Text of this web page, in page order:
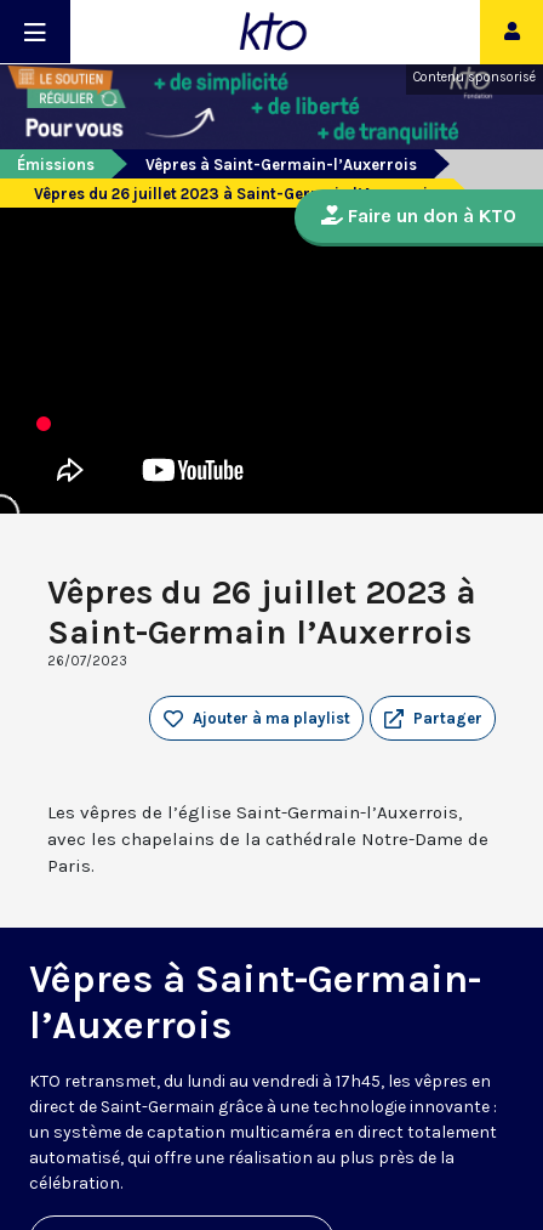
Contenu sponsorisé
Émissions
Vêpres à Saint-Germain-l’Auxerrois
Vêpres du 26 juillet 2023 à Saint-Germain l’Auxerrois
Vêpres du 26 juillet 2023 à
Saint-Germain l’Auxerrois
26/07/2023
Partager
Ajouter à ma playlist
Les vêpres de l’église Saint-Germain-l’Auxerrois,
avec les chapelains de la cathédrale Notre-Dame de
Paris.
Vêpres à Saint-Germain-
l’Auxerrois
KTO retransmet, du lundi au vendredi à 17h45, les vêpres en
direct de Saint-Germain grâce à une technologie innovante :
un système de captation multicaméra en direct totalement
automatisé, qui offre une réalisation au plus près de la
célébration.
Faire un don à KTO